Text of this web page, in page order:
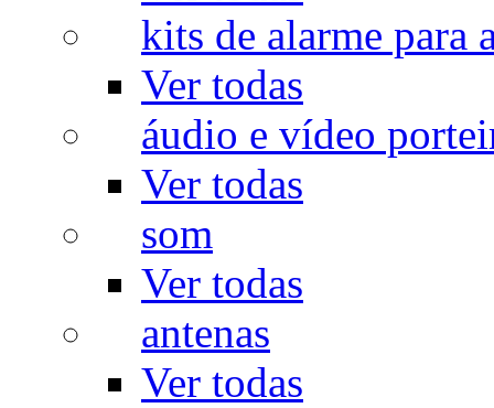
kits de alarme para
Ver todas
áudio e vídeo
Ver todas
som
Ver todas
antenas
Ver todas